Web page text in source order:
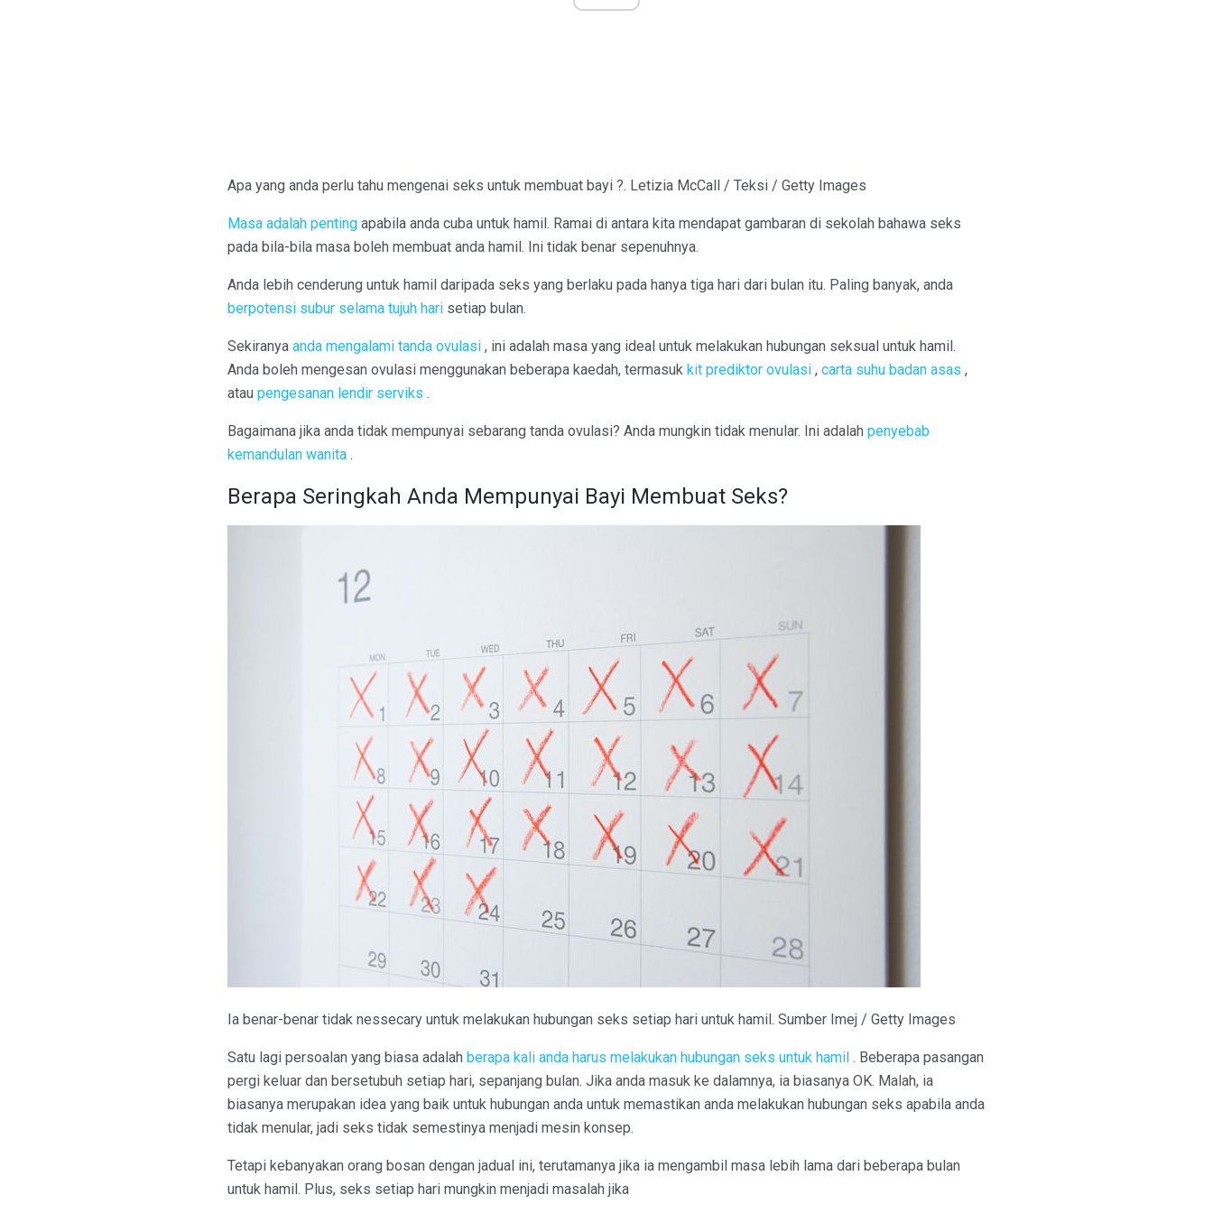
Apa yang anda perlu tahu mengenai seks untuk membuat bayi ?. Letizia McCall / Teksi / Getty Images
Masa adalah penting apabila anda cuba untuk hamil. Ramai di antara kita mendapat gambaran di sekolah bahawa seks
pada bila-bila masa boleh membuat anda hamil. Ini tidak benar sepenuhnya.
Anda lebih cenderung untuk hamil daripada seks yang berlaku pada hanya tiga hari dari bulan itu. Paling banyak, anda
berpotensi subur selama tujuh hari setiap bulan.
Sekiranya anda mengalami tanda ovulasi , ini adalah masa yang ideal untuk melakukan hubungan seksual untuk hamil.
Anda boleh mengesan ovulasi menggunakan beberapa kaedah, termasuk kit prediktor ovulasi , carta suhu badan asas ,
atau pengesanan lendir serviks .
Bagaimana jika anda tidak mempunyai sebarang tanda ovulasi? Anda mungkin tidak menular. Ini adalah penyebab
kemandulan wanita .
Berapa Seringkah Anda Mempunyai Bayi Membuat Seks?
Ia benar-benar tidak nessecary untuk melakukan hubungan seks setiap hari untuk hamil. Sumber Imej / Getty Images
Satu lagi persoalan yang biasa adalah berapa kali anda harus melakukan hubungan seks untuk hamil . Beberapa pasangan
pergi keluar dan bersetubuh setiap hari, sepanjang bulan. Jika anda masuk ke dalamnya, ia biasanya OK. Malah, ia
biasanya merupakan idea yang baik untuk hubungan anda untuk memastikan anda melakukan hubungan seks apabila anda
tidak menular, jadi seks tidak semestinya menjadi mesin konsep.
Tetapi kebanyakan orang bosan dengan jadual ini, terutamanya jika ia mengambil masa lebih lama dari beberapa bulan
untuk hamil. Plus, seks setiap hari mungkin menjadi masalah jika